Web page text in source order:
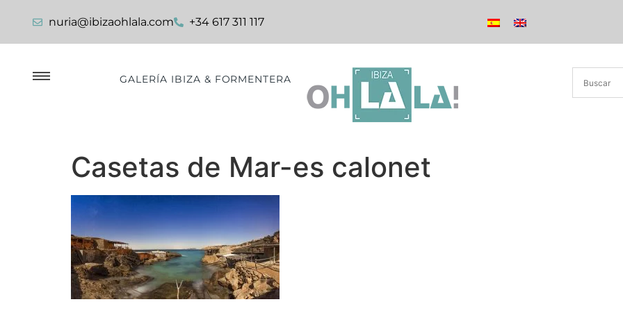
nuria@ibizaohlala.com +34 617 311 117
GALERÍA IBIZA & FORMENTERA
Casetas de Mar-es calonet